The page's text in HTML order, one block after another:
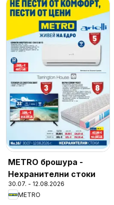
METRO брошура -
Нехранителни стоки
30.07. - 12.08.2026
METRO